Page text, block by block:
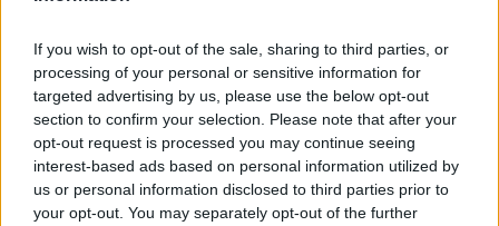
If you wish to opt-out of the sale, sharing to third parties, or
processing of your personal or sensitive information for
targeted advertising by us, please use the below opt-out
section to confirm your selection. Please note that after your
opt-out request is processed you may continue seeing
interest-based ads based on personal information utilized by
us or personal information disclosed to third parties prior to
your opt-out. You may separately opt-out of the further
bude příběh místní kdysi
významné obce s poštou,
četnickou stanicí i několika hostinci, která zanikla zhruba před 80
lety kvůli zřízení vojenského výcvikového prostoru Ralsko.
Opravený pomník chce geopark ukázat na konci srpna při akci
Proměny, která každoročně připomíná historii zaniklých obcí z
tohoto území. ČTK o tom informovala ředitelka Národního
geoparku Ralsko Lenka Mrázová.